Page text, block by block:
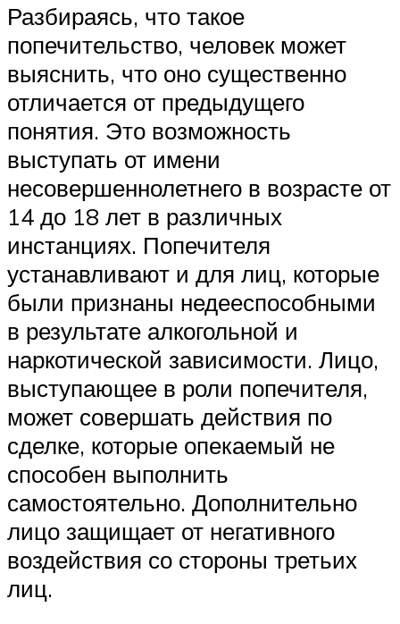
Разбираясь, что такое
попечительство, человек может
выяснить, что оно существенно
отличается от предыдущего
понятия. Это возможность
выступать от имени
несовершеннолетнего в возрасте от
14 до 18 лет в различных
инстанциях. Попечителя
устанавливают и для лиц, которые
были признаны недееспособными
в результате алкогольной и
наркотической зависимости. Лицо,
выступающее в роли попечителя,
может совершать действия по
сделке, которые опекаемый не
способен выполнить
самостоятельно. Дополнительно
лицо защищает от негативного
воздействия со стороны третьих
лиц.